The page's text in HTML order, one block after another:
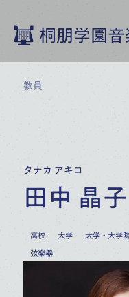
桐朋学園音
教員
教員
タナカ アキコ
田中 晶子
高校 大学 大学・大学
弦楽器